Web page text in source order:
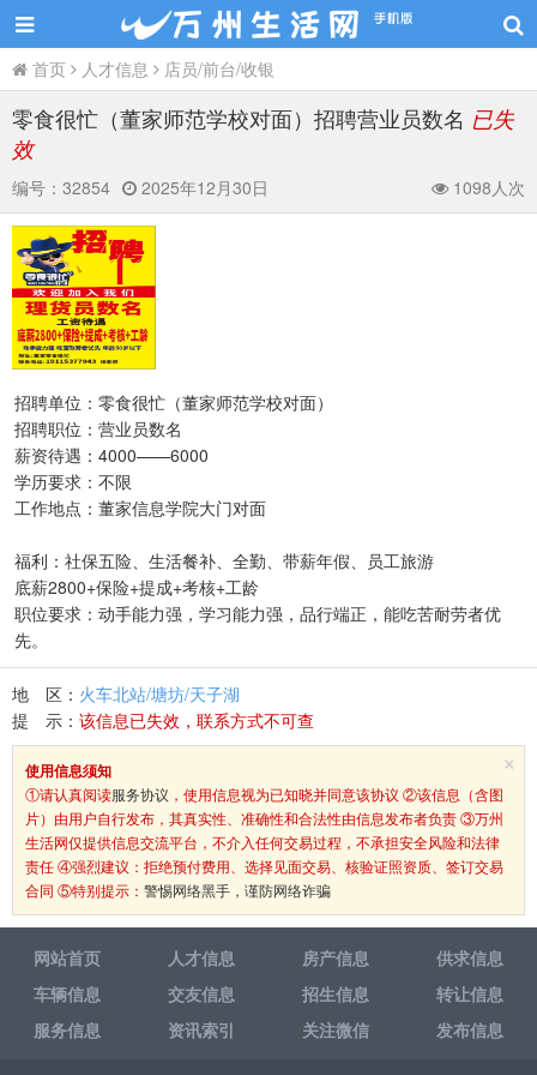
首页 人才信息 店员/前台/收银
零食很忙（董家师范学校对面）招聘营业员数名 已失
效
编号： 32854 2025年12月30日 1098人次
招聘单位：零食很忙（董家师范学校对面）
招聘职位：营业员数名
薪资待遇：4000——6000
学历要求：不限
工作地点：董家信息学院大门对面
福利：社保五险、生活餐补、全勤、带薪年假、员工旅游
底薪2800+保险+提成+考核+工龄
职位要求：动手能力强，学习能力强，品行端正，能吃苦耐劳者优
先。
地 区： 火车北站/塘坊/天子湖
提 示： 该信息已失效，联系方式不可查
×
使用信息须知
①请认真阅读服务协议 ，使用信息视为已知晓并同意该协议 ②该信息（含图
片）由用户自行发布，其真实性、准确性和合法性由信息发布者负责 ③万州
生活网仅提供信息交流平台，不介入任何交易过程，不承担安全风险和法律
责任 ④强烈建议：拒绝预付费用、选择见面交易、核验证照资质、签订交易
合同 ⑤特别提示： 警惕网络黑手，谨防网络诈骗
网站首页 人才信息 房产信息
供求信息
车辆信息
交友信息 招生信息
转让信息
服务信息
资讯索引 关注微信 发布信息